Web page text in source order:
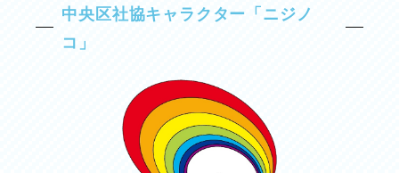
中央区社協キャラクター「ニジノ
コ」